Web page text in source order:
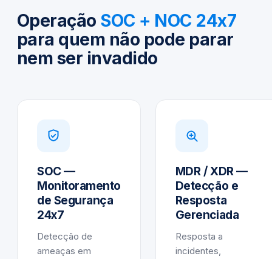
Operação SOC + NOC 24x7
para quem não pode parar
nem ser invadido
SOC —
Monitoramento
de Segurança
24x7
Detecção de
ameaças em
MDR / XDR —
Detecção e
Resposta
Gerenciada
Resposta a
incidentes,